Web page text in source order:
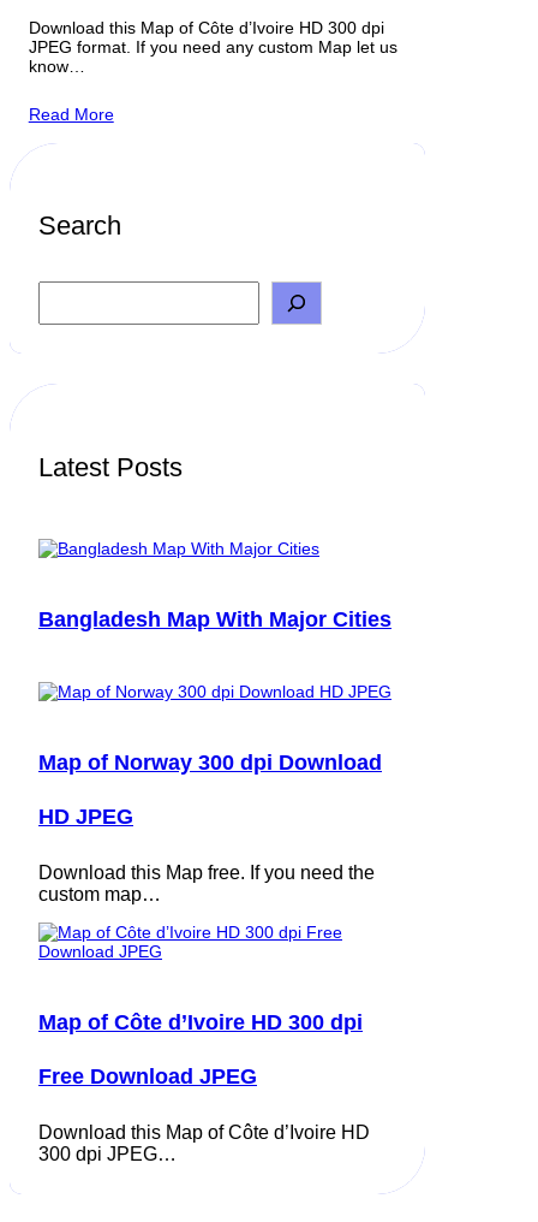
Download this Map of Côte d’Ivoire HD 300 dpi
JPEG format. If you need any custom Map let us
know…
Read More
Search
a
h
Latest Posts
Bangladesh Map With Major Cities
Map of Norway 300 dpi Download
HD JPEG
Download this Map free. If you need the
custom map…
Map of Côte d’Ivoire HD 300 dpi
Free Download JPEG
Download this Map of Côte d’Ivoire HD
300 dpi JPEG…